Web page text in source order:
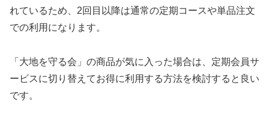
れているため、2回目以降は通常の定期コースや単品注文
での利用になります。
「大地を守る会」の商品が気に入った場合は、定期会員サ
ービスに切り替えてお得に利用する方法を検討すると良い
です。